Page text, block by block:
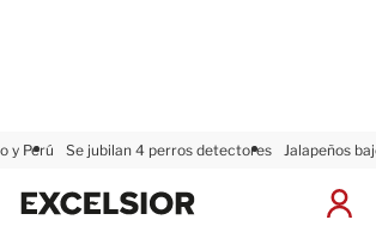
y Perú Se jubilan 4 perros detectores Jalapeños
I
x